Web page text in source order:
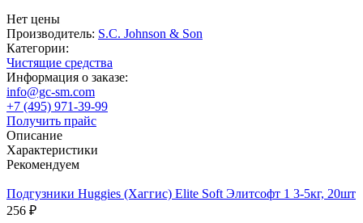
Нет цены
Производитель: S.C. Johnson & Son
Категории:
Чистящие средства
Информация о заказе:
info@gc-sm.com
+7 (495) 971-39-99
Получить прайс
Описание
Характеристики
Рекомендуем
Подгузники Huggies (Хаггис) Elite Soft Элитсофт 1 3-5кг, 20шт
256 ₽